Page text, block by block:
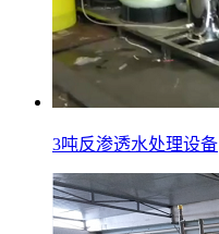
3吨反渗透水处理设备